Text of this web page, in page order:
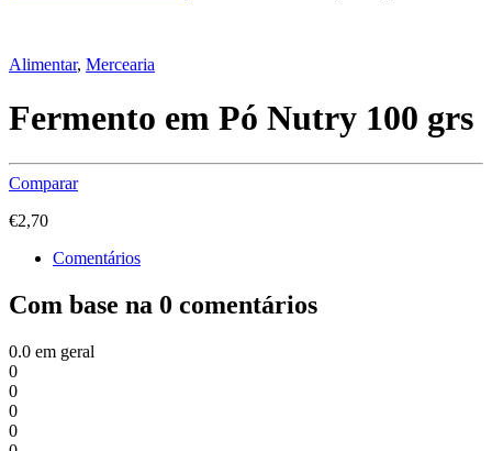
Alimentar, Mercearia
Fermento em Pó Nutry 100 grs
Comparar
€2,70
Comentários
Com base na 0 comentários
0.0 em geral
0
0
0
0